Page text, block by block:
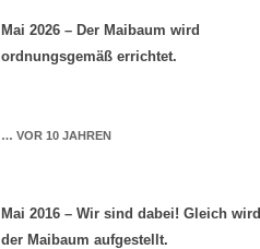
Mai 2026 – Der Maibaum wird
ordnungsgemäß errichtet.
… VOR 10 JAHREN
Mai 2016 – Wir sind dabei! Gleich wird
der Maibaum aufgestellt.